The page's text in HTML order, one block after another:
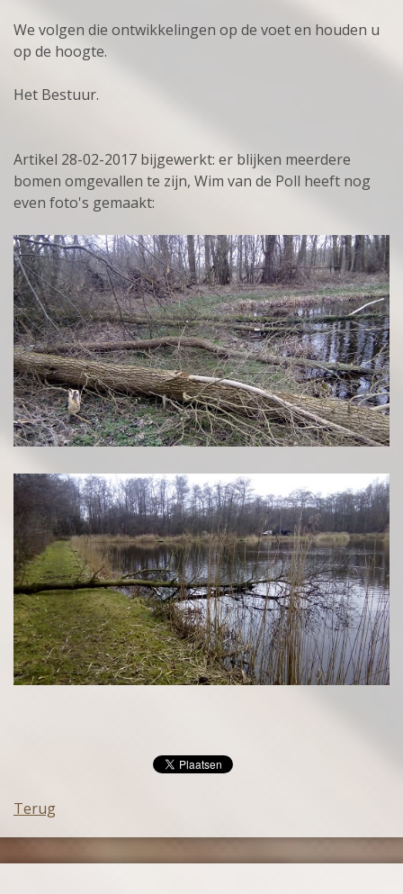
We volgen die ontwikkelingen op de voet en houden u
op de hoogte.
Het Bestuur.
Artikel 28-02-2017 bijgewerkt: er blijken meerdere
bomen omgevallen te zijn, Wim van de Poll heeft nog
even foto's gemaakt:
Terug